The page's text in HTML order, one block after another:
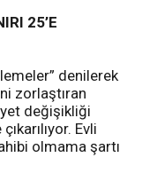
25’E
denilerek
zorlaştıran
değişikliği
Evli
olmama şartı